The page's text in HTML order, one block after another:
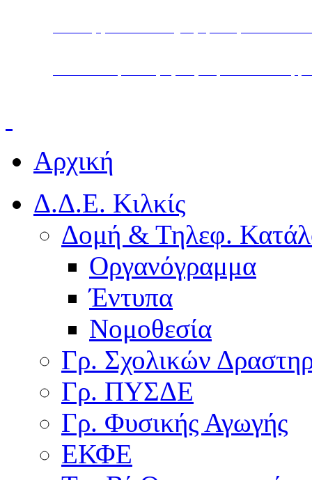
Αρχική
Δ.Δ.Ε. Κιλκίς
Δομή & Τηλεφ.
Οργανόγραμμα
Έντυπα
Νομοθεσία
Γρ. Σχολικών
Γρ. ΠΥΣΔΕ
Γρ. Φυσικής Αγωγής
ΕΚΦΕ